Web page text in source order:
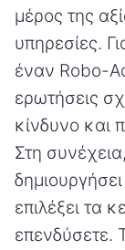
μέρος της
υπηρεσίες.
έναν Robo-
ερωτήσεις
κίνδυνο και
Στη
επιλέξει τα
επενδύσετε.